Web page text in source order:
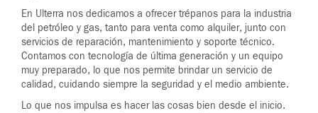
En Ulterra nos dedicamos a ofrecer trépanos para la industria
del petróleo y gas, tanto para venta como alquiler, junto con
servicios de reparación, mantenimiento y soporte técnico.
Contamos con tecnología de última generación y un equipo
muy preparado, lo que nos permite brindar un servicio de
calidad, cuidando siempre la seguridad y el medio ambiente.
Lo que nos impulsa es hacer las cosas bien desde el inicio.